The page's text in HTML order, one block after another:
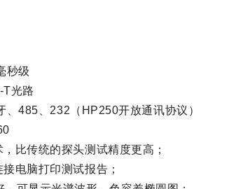
秒级
T光路
、485 232 （ HP250开放通讯协议）
比传统的探头测试精度更高；
电脑打印测试报告；